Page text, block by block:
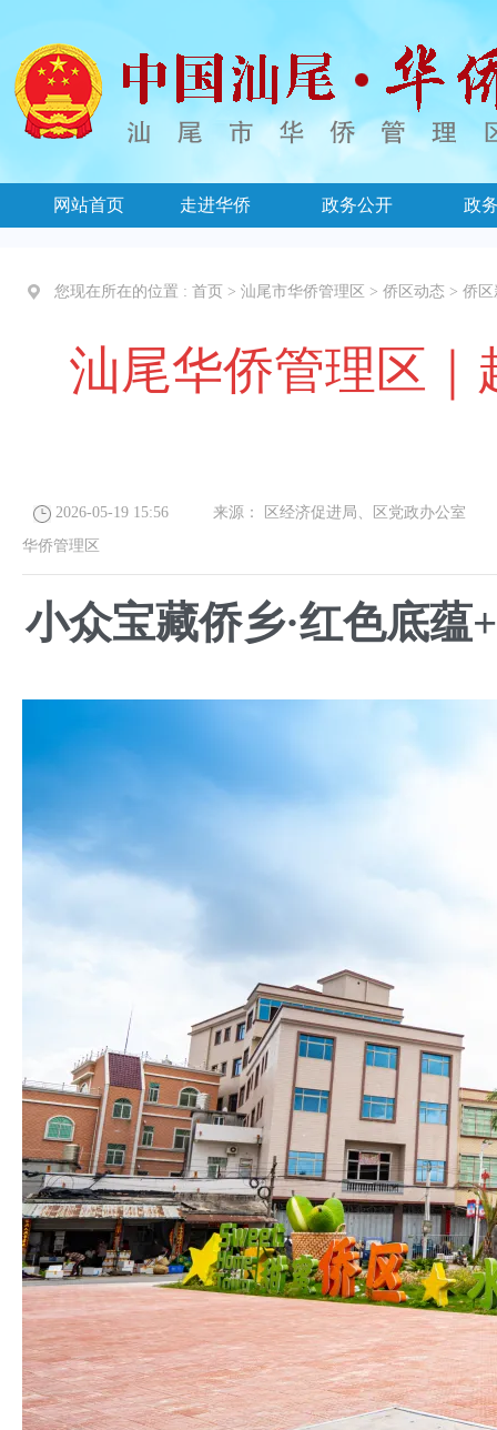
网站首页 走进华侨 政务公开 政
您现在所在的位置 : 首页 > 汕尾市华侨管理区 > 侨区动态 > 侨区
汕尾华侨管理区
2026-05-19 15:56 来源： 区经济促进局、区党政办公室
华侨管理区
小众宝藏侨乡·红色底